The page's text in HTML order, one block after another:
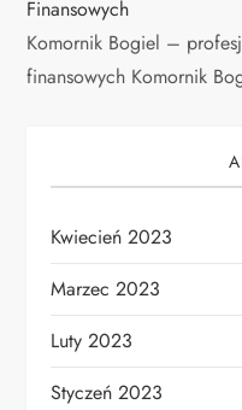
Finansowych
Komornik Bogiel –
finansowych Komornik
Kwiecień 2023
Marzec 2023
Luty 2023
Styczeń 2023